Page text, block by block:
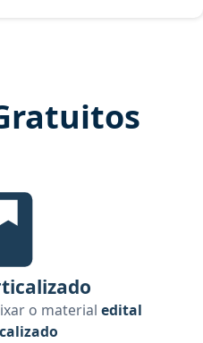
Edital verticalizado, material
o materialedital